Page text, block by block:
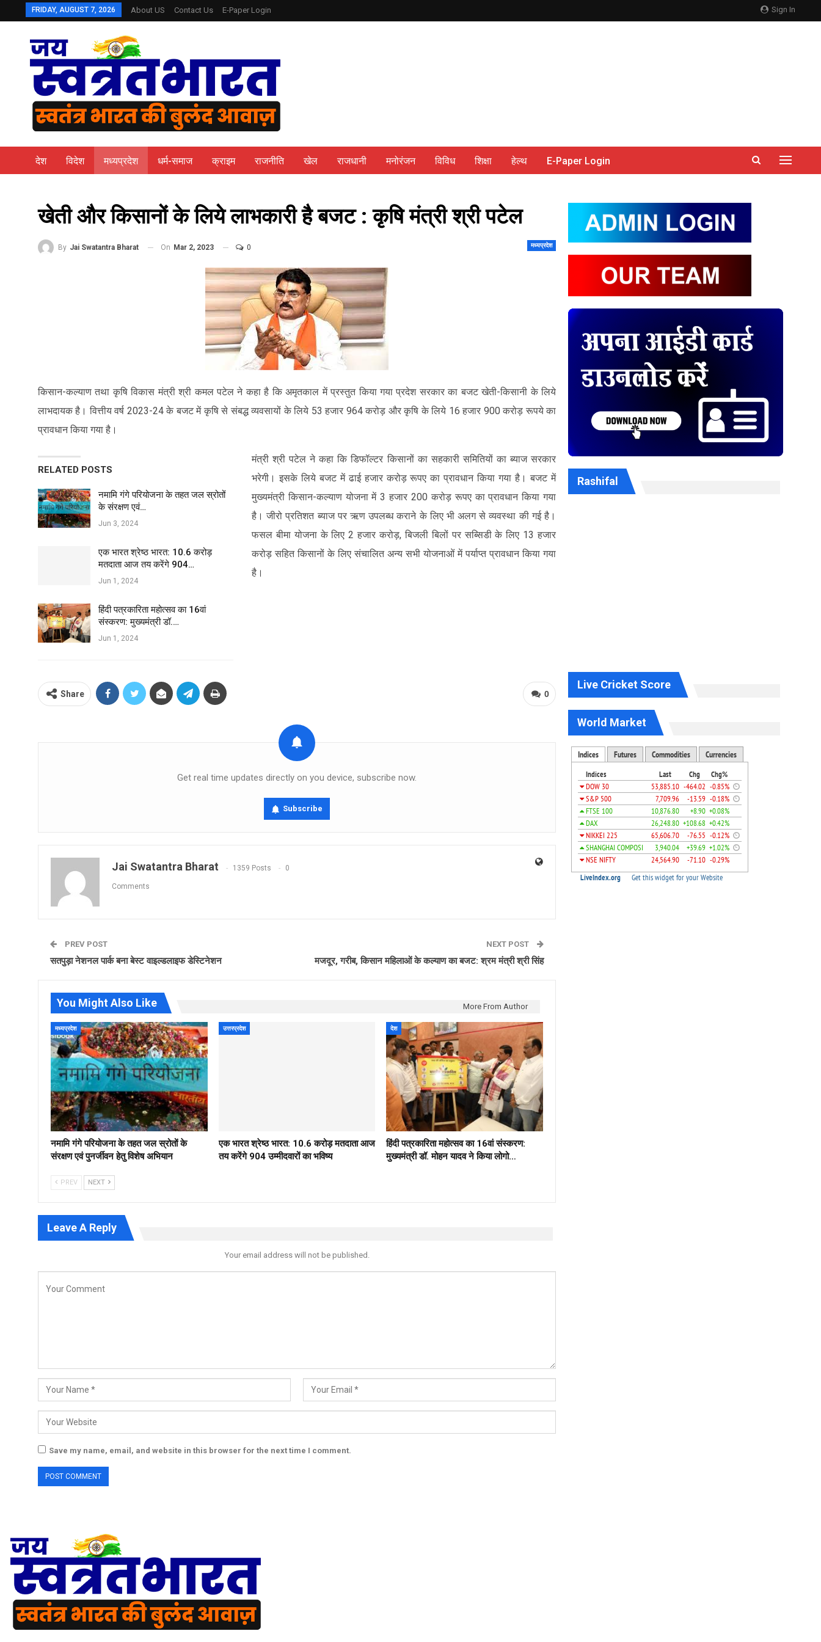
Sign In
FRIDAY, AUGUST 7, 2026 About US Contact Us E-Paper Login
देश विदेश मध्यप्रदेश धर्म-समाज क्राइम राजनीति खेल राजधानी मनोरंजन विविध शिक्षा हेल्थ E-Paper Login
खेती और किसानों के लिये लाभकारी है बजट : कृषि मंत्री श्री पटेल
मध्यप्रदेश
By Jai Swatantra Bharat On Mar 2, 2023 0
किसान-कल्याण तथा कृषि विकास मंत्री श्री कमल पटेल ने कहा है कि अमृतकाल में प्रस्तुत किया गया प्रदेश सरकार का बजट खेती-किसानी के लिये
लाभदायक है। वित्तीय वर्ष 2023-24 के बजट में कृषि से संबद्ध व्यवसायों के लिये 53 हजार 964 करोड़ और कृषि के लिये 16 हजार 900 करोड़ रूपये का
प्रावधान किया गया है।
RELATED POSTS
नमामि गंगे परियोजना के तहत जल स्रोतों
के संरक्षण एवं…
Jun 3, 2024
एक भारत श्रेष्ठ भारत: 10.6 करोड़
मतदाता आज तय करेंगे 904…
Jun 1, 2024
हिंदी पत्रकारिता महोत्सव का 16वां
संस्करण: मुख्यमंत्री डॉ.…
Jun 1, 2024
मंत्री श्री पटेल ने कहा कि डिफॉल्टर किसानों का सहकारी समितियों का ब्याज सरकार
भरेगी। इसके लिये बजट में ढाई हजार करोड़ रूपए का प्रावधान किया गया है। बजट में
मुख्यमंत्री किसान-कल्याण योजना में 3 हजार 200 करोड़ रूपए का प्रावधान किया गया
है। जीरो प्रतिशत ब्याज पर ऋण उपलब्ध कराने के लिए भी अलग से व्यवस्था की गई है।
फसल बीमा योजना के लिए 2 हजार करोड़, बिजली बिलों पर सब्सिडी के लिए 13 हजार
करोड़ सहित किसानों के लिए संचालित अन्य सभी योजनाओं में पर्याप्त प्रावधान किया गया
है।
0
Share
Get real time updates directly on you device, subscribe now.
Subscribe
Jai Swatantra Bharat 1359 Posts 0
Comments
PREV POST
सतपुड़ा नेशनल पार्क बना बेस्ट वाइल्डलाइफ डेस्टिनेशन
NEXT POST
मजदूर, गरीब, किसान महिलाओं के कल्याण का बजट: श्रम मंत्री श्री सिंह
You Might Also Like More From Author
मध्यप्रदेश
नमामि गंगे परियोजना के तहत जल स्रोतों के
संरक्षण एवं पुनर्जीवन हेतु विशेष अभियान
उत्तरप्रदेश
एक भारत श्रेष्ठ भारत: 10.6 करोड़ मतदाता आज
तय करेंगे 904 उम्मीदवारों का भविष्य
देश
हिंदी पत्रकारिता महोत्सव का 16वां संस्करण:
मुख्यमंत्री डॉ. मोहन यादव ने किया लोगो…
PREV NEXT
Leave A Reply
Your email address will not be published.
Save my name, email, and website in this browser for the next time I comment.
Rashifal
Live Cricket Score
World Market